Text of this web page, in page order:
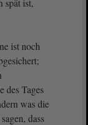
spät ist,
ist noch
des Tages
was die
dass